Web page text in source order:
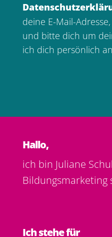
deine E-Mail-
und bitte dich um
ich dich persönlich
Hallo,
ich bin Juliane
Bildungsmarketing
Ich stehe für